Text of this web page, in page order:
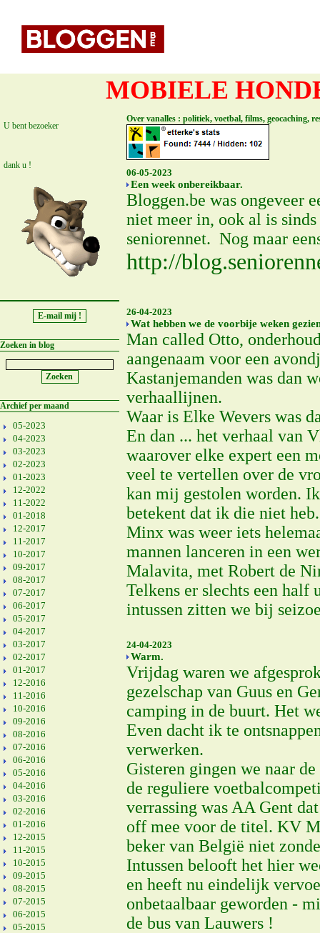
MOBIELE
U bent bezoeker
dank u !
Zoeken in blog
Archief per maand
05-2023
04-2023
03-2023
02-2023
01-2023
12-2022
11-2022
01-2018
12-2017
11-2017
10-2017
09-2017
08-2017
07-2017
06-2017
05-2017
04-2017
03-2017
02-2017
01-2017
12-2016
11-2016
10-2016
09-2016
08-2016
07-2016
06-2016
05-2016
04-2016
03-2016
02-2016
01-2016
12-2015
11-2015
10-2015
09-2015
08-2015
07-2015
06-2015
05-2015
Over vanalles : politiek, voetbal, films, geocaching,
06-05-2023
Een week onbereikbaar.
Bloggen.be was ongeveer
niet meer in, ook al is
seniorennet. Nog maar
http://
26-04-2023
Wat hebben we de voorbije weken
Man called Otto,
aangenaam voor een
Kastanjemanden was dan
verhaallijnen.
Waar is Elke Wevers was
En dan ... het verhaal van
waarover elke expert een
veel te vertellen over de
kan mij gestolen worden.
betekent dat ik die niet
Minx was weer iets
mannen lanceren in een
Malavita, met Robert de
Telkens er slechts een
intussen zitten we bij
24-04-2023
Warm.
Vrijdag waren we
gezelschap van Guus en
camping in de buurt. Het
Even dacht ik te
verwerken.
Gisteren gingen we naar
de reguliere
verrassing was AA Gent
off mee voor de titel. KV
beker van België niet
Intussen belooft het hier
en heeft nu eindelijk
onbetaalbaar geworden -
de bus van Lauwers !